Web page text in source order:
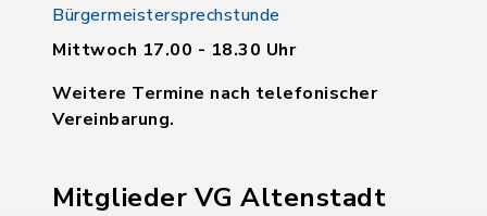
Bürgermeistersprechstunde
Mittwoch 17.00 - 18.30 Uhr
Weitere Termine nach telefonischer
Vereinbarung.
Mitglieder VG Altenstadt